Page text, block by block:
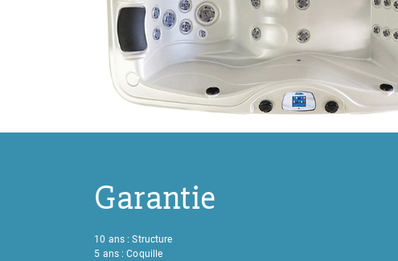
Garantie
10 ans : Structure
5 ans : Coquille